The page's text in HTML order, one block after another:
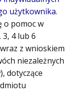
użytkownika.
o pomoc w
3, 4 lub 6
z wnioskiem
niezależnych
dotyczące